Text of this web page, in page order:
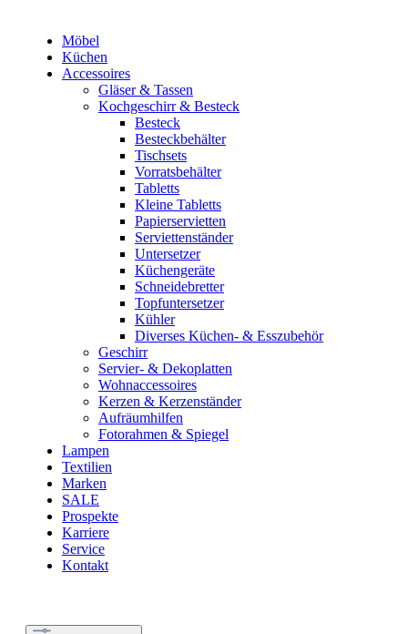
Möbel
Küchen
Accessoires
Gläser & Tassen
Kochgeschirr & Besteck
Besteck
Besteckbehälter
Tischsets
Vorratsbehälter
Tabletts
Kleine Tabletts
Papierservietten
Serviettenständer
Untersetzer
Küchengeräte
Schneidebretter
Topfuntersetzer
Kühler
Diverses Küchen- & Esszubehör
Geschirr
Servier- & Dekoplatten
Wohnaccessoires
Kerzen & Kerzenständer
Aufräumhilfen
Fotorahmen & Spiegel
Lampen
Textilien
Marken
SALE
Prospekte
Karriere
Service
Kontakt